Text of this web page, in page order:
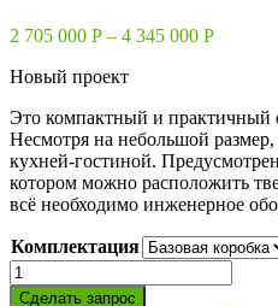
2 705 000 Р – 4 345 000 Р
Новый проект
Это компактный и практичный
Несмотря на небольшой
кухней-гостиной.
котором можно расположить
всё необходимо инженерное
Комплектация
Количество
товара
Сделать запрос